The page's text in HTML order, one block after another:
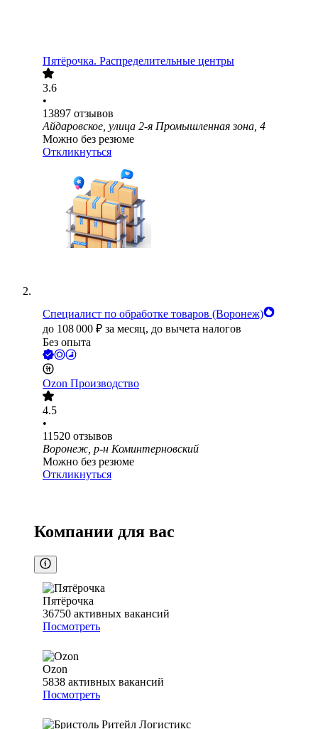
Пятёрочка. Распределительные центры
3.6
•
13897 отзывов
Айдаровское, улица 2-я Промышленная зона, 4
Можно без резюме
Откликнуться
Специалист по обработке товаров (Воронеж)
до 108 000 ₽ за месяц, до вычета налогов
Без опыта
Ozon Производство
4.5
•
11520 отзывов
Воронеж, р-н Коминтерновский
Можно без резюме
Откликнуться
Компании для вас
Пятёрочка
36750 активных вакансий
Посмотреть
Ozon
5838 активных вакансий
Посмотреть